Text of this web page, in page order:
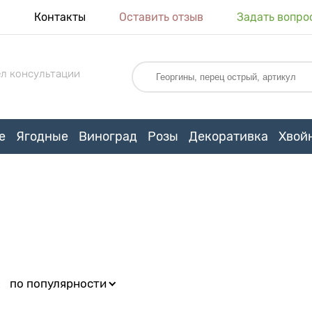
Контакты Оставить отзыв Задать
консультации
Ягодные Виноград Розы Декоративка
по популярности